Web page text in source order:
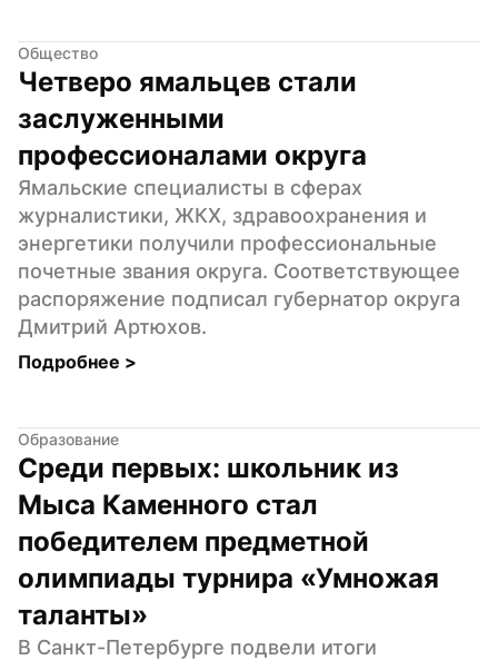
Общество
Четверо ямальцев стали
заслуженными
профессионалами округа
Ямальские специалисты в сферах
журналистики, ЖКХ, здравоохранения и
энергетики получили профессиональные
почетные звания округа. Соответствующее
распоряжение подписал губернатор округа
Дмитрий Артюхов.
Подробнее >
Образование
Среди первых: школьник из
Мыса Каменного стал
победителем предметной
олимпиады турнира «Умножая
таланты»
В Санкт-Петербурге подвели итоги